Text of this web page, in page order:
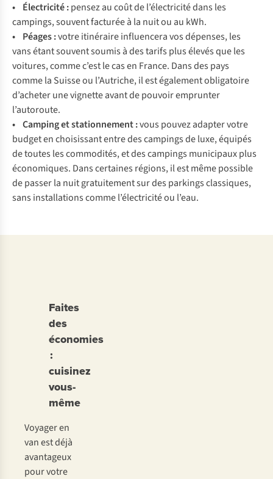
• Électricité :pensez au coût de l’électricité dans les
campings, souvent facturée à la nuit ou au kWh.
• Péages:votre itinéraire influencera vos dépenses, les
vans étant souvent soumis à des tarifs plus élevés que les
voitures, comme c’est le cas en France. Dans des pays
comme la Suisse ou l’Autriche, il est également obligatoire
d’acheter une vignette avant de pouvoir emprunter
l’autoroute.
• Camping et stationnement :vous pouvez adapter votre
budget en choisissant entre des campings de luxe, équipés
de toutes les commodités, et des campings municipaux plus
économiques. Dans certaines régions, il est même possible
de passer la nuit gratuitement sur des parkings classiques,
sans installations comme l’électricité ou l’eau.
Faites
des
économies
:
cuisinez
vous-
même
Voyager en
van est déjà
avantageux
pour votre